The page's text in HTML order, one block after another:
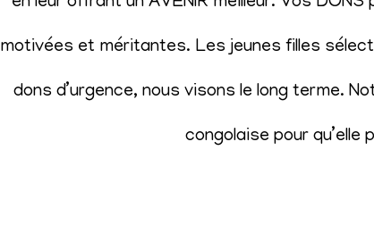
motivées et méritantes. Les jeunes filles
dons d’urgence, nous visons le long terme.
congolaise pour